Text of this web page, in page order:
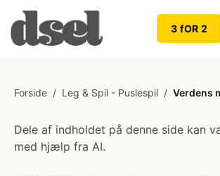
3 fOR 2
Forside / Leg & Spil - Puslespil / Verdens
Dele af indholdet på denne side kan
med hjælp fra AI.